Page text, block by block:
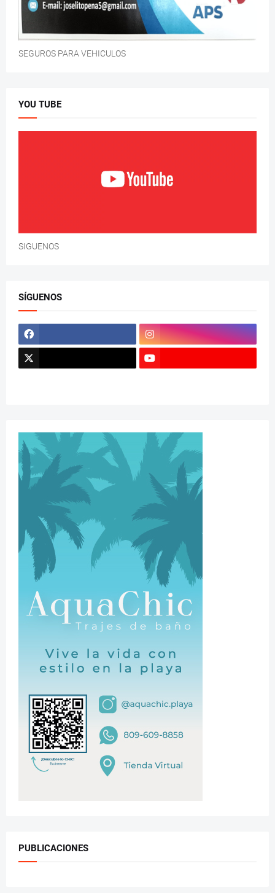
SEGUROS PARA VEHICULOS
YOU TUBE
SIGUENOS
SÍGUENOS
PUBLICACIONES